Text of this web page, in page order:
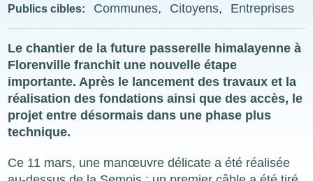
Publics cibles Communes Citoyens Entreprises
Le chantier de la future passerelle himalayenne à
Florenville franchit une nouvelle étape
importante. Après le lancement des travaux et la
réalisation des fondations ainsi que des accès, le
projet entre désormais dans une phase plus
technique.
Ce 11 mars, une manœuvre délicate a été réalisée